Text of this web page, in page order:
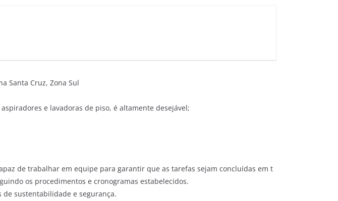
Santa Cruz, Zona Sul
e lavadoras de piso, é altamente desejável;
de trabalhar em equipe para garantir que as tarefas sejam concluídas em t
os procedimentos e cronogramas estabelecidos.
de sustentabilidade e segurança.